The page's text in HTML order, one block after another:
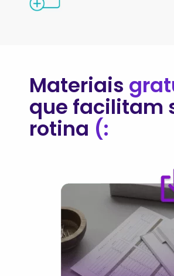
Materiais
que facilitam
rotina (: